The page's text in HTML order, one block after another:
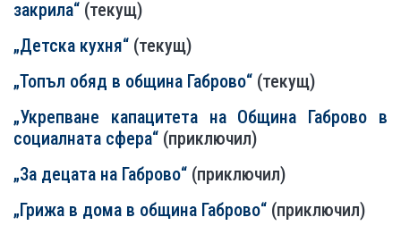
закрила“ (текущ)
„Детска кухня“ (текущ)
„Топъл обяд в община Габрово“ (текущ)
„Укрепване капацитета на Община Габрово в
социалната сфера“ (приключил)
„За децата на Габрово“ (приключил)
„Грижа в дома в община Габрово“ (приключил)